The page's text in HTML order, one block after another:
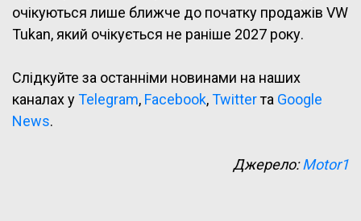
очікуються лише ближче до початку продажів VW
Tukan, який очікується не раніше 2027 року.
Слідкуйте за останніми новинами на наших
каналах уTelegram, Facebook,Twitterта Google
News.
Джерело:Motor1